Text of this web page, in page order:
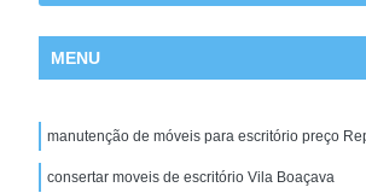
MENU
manutenção de móveis para escritório preço
consertar moveis de escritório Vila Boaçava